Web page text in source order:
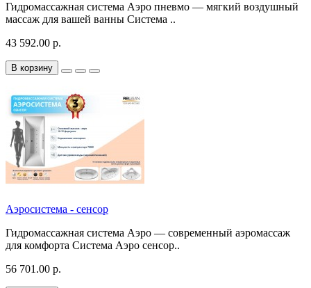
Гидромассажная система Аэро пневмо — мягкий воздушный
массаж для вашей ванны Система ..
43 592.00 р.
В корзину
Аэросистема - сенсор
Гидромассажная система Аэро — современный аэромассаж
для комфорта Система Аэро сенсор..
56 701.00 р.